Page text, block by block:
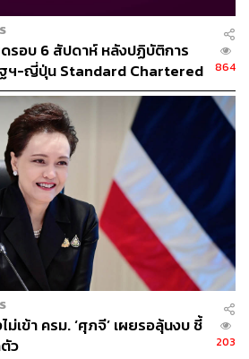
Pictures
กหนาบาง ต้นสายปลายเหตุของ
โยงกลับไปเมื่อครั้งที่คนอินเดีย
ว่าเป็นเจ้าของประเทศตัวจริง ถูกคน
และกวาดต้อนไปอยู่ในพื้นที่รกร้าง
ตสงวนของชาวอินเดียน วันดีคืนดี
บเก็บกักน้ำมันดิบมหาศาล และนั่น
ทมา อันส่งผลให้ชาวอินเดียนเผ่าโอ
ดรอบ 6 สัปดาห์ หลังปฏิบัติการ
ฯ-ญี่ปุ่น Standard Chartered
ตะ 32.50 บาทต่อดอลลาร์
864
ม่เข้า ครม. ‘ศุภจี’ เผยรอลุ้นงบ ชี้
ว
203